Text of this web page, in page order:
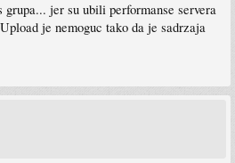
grupa... jer su ubili performanse servera
je nemoguc tako da je sadrzaja